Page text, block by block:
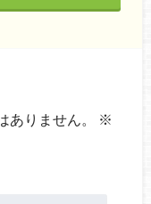
ありません。
※